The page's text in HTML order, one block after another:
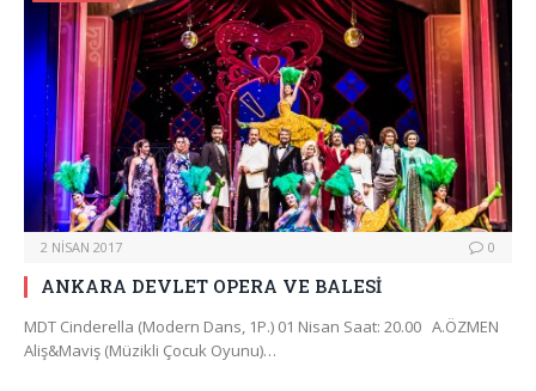
2 NISAN 2017 0
ANKARA DEVLET OPERA VE BALESİ
MDT Cinderella (Modern Dans, 1P.) 01 Nisan Saat: 20.00 A.ÖZMEN
Aliş&Maviş (Müzikli Çocuk Oyunu)…